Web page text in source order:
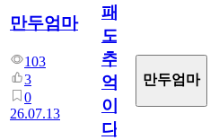
만두엄마
103
3
0
26.07.13
패
도
추
억
이
다.
만두엄마